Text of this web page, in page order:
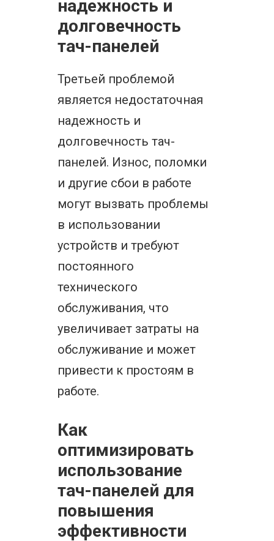
надежность и
долговечность
тач-панелей
Третьей проблемой
является недостаточная
надежность и
долговечность тач-
панелей. Износ, поломки
и другие сбои в работе
могут вызвать проблемы
в использовании
устройств и требуют
постоянного
технического
обслуживания, что
увеличивает затраты на
обслуживание и может
привести к простоям в
работе.
Как
оптимизировать
использование
тач-панелей для
повышения
эффективности